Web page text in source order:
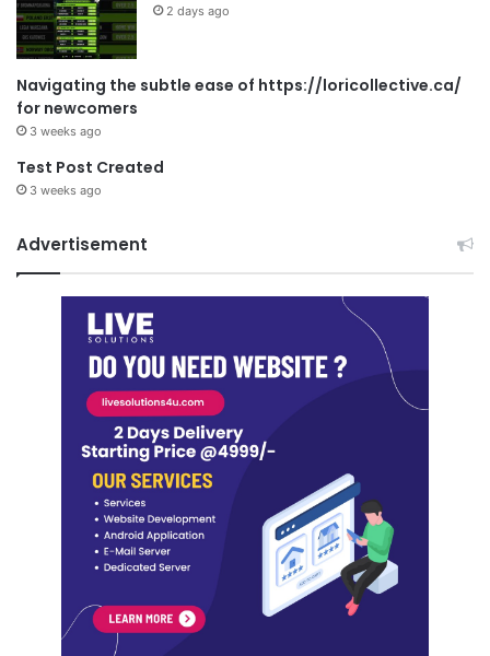
2 days ago
Navigating the subtle ease of https://loricollective.ca/
for newcomers
3 weeks ago
Test Post Created
3 weeks ago
Advertisement